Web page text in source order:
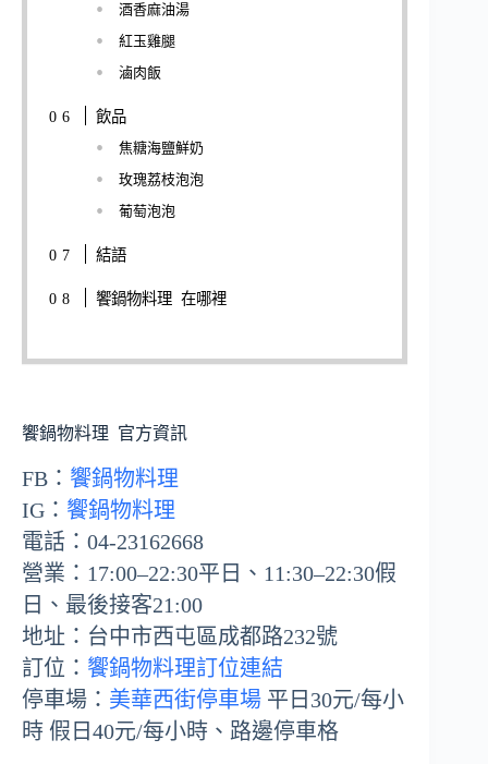
酒香麻油湯
紅玉雞腿
滷肉飯
飲品
焦糖海鹽鮮奶
玫瑰荔枝泡泡
葡萄泡泡
結語
饗鍋物料理 在哪裡
饗鍋物料理 官方資訊
FB： 饗鍋物料理
IG： 饗鍋物料理
電話：04-23162668
營業：17:00–22:30平日、11:30–22:30假
日、最後接客21:00
地址：台中市西屯區成都路232號
訂位： 饗鍋物料理訂位連結
停車場： 美華西街停車場 平日30元/每小
時 假日40元/每小時、路邊停車格